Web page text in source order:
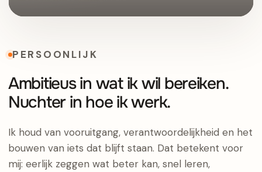
PERSOONLIJK
Ambitieus in wat ik wil bereiken.
Nuchter in hoe ik werk.
Ik houd van vooruitgang, verantwoordelijkheid en het
bouwen van iets dat blijft staan. Dat betekent voor
mij: eerlijk zeggen wat beter kan, snel leren,